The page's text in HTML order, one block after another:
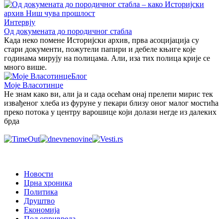
Интервју
Од докумената до породичног стабла
Када неко помене Историјски архив, прва асоцијација су
стари документи, пожутели папири и дебеле књиге које
годинама мирују на полицама. Али, иза тих полица крије се
много више.
Блог
Моје Власотинце
Не знам како ви, али ја и сада осећам онај прелепи мирис тек
извађеног хлеба из фуруне у пекари близу оног малог мостића
преко потока у центру варошице који долази негде из далеких
брда
Новости
Црна хроника
Политика
Друштво
Економија